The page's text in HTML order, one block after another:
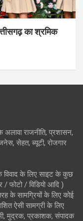
का श्रमिक
राजनीति, प्रशासन,
सेहत, ब्यूटी, रोजगार
विवाद के लिए साइट के कुछ
/ फोटो / विडियो आदि )
के सामग्रियों के लिए कोई
ऐसी सामग्री के लिए
मुद्रक, प्रकाशक, संपादक